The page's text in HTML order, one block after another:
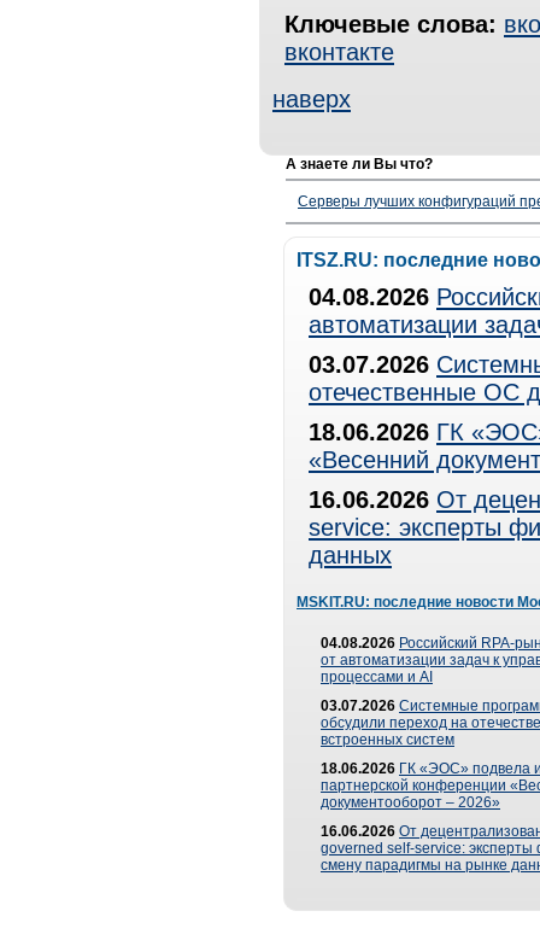
Ключевые слова:
вконтакте
наверх
А знаете ли Вы что?
Серверы лучших конфигураций
ITSZ.RU: последние
04.08.2026
автоматизации
03.07.2026
отечественные ОС
18.06.2026 ГК
«Весенний
16.06.2026 От
service: эксперты
данных
MSKIT.RU: последние новости
04.08.2026 Российский RPA-
от автоматизации задач к
процессами и AI
03.07.2026 Системные
обсудили переход на
встроенных систем
18.06.2026 ГК «ЭОС» подвела
партнерской конференции
документооборот – 2026»
16.06.2026 От
governed self-service: эксперты
смену парадигмы на рынке